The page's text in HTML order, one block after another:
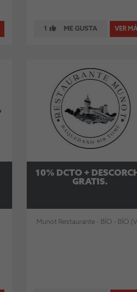
1 ME GUSTA VER
10% DCTO +
GRATIS.
Munot Restaurante - BÍO - BÍO